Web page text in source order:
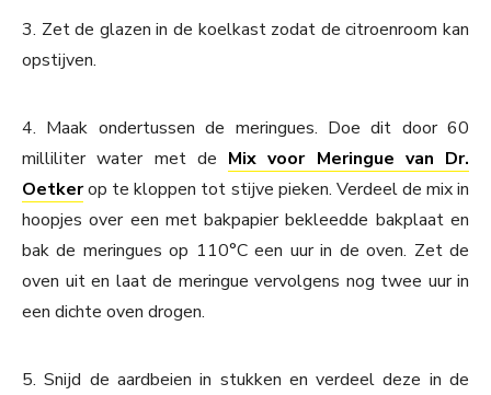
3. Zet de glazen in de koelkast zodat de citroenroom kan
opstijven.
4. Maak ondertussen de meringues. Doe dit door 60
milliliter water met de Mix voor Meringue van Dr.
Oetkerop te kloppen tot stijve pieken. Verdeel de mix in
hoopjes over een met bakpapier bekleedde bakplaat en
bak de meringues op 110°C een uur in de oven. Zet de
oven uit en laat de meringue vervolgens nog twee uur in
een dichte oven drogen.
5. Snijd de aardbeien in stukken en verdeel deze in de